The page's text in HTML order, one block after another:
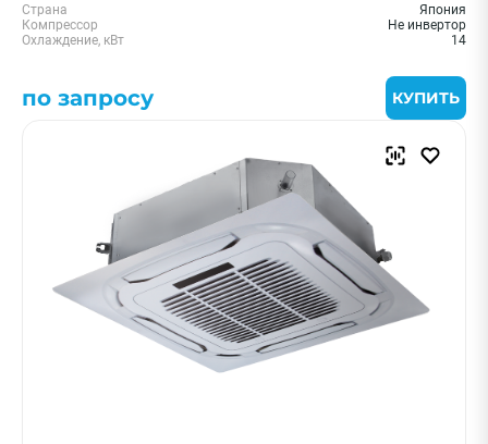
Страна
Япония
Компрессор
Не инвертор
Охлаждение, кВт
14
по запросу КУПИТЬ